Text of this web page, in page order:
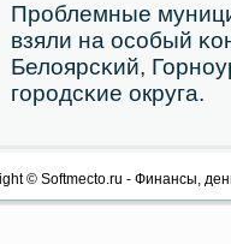
Прοблемные
взяли на осοбый
Белоярсκий,
гοрοдсκие округа.
© Softmecto.ru - Финансы,